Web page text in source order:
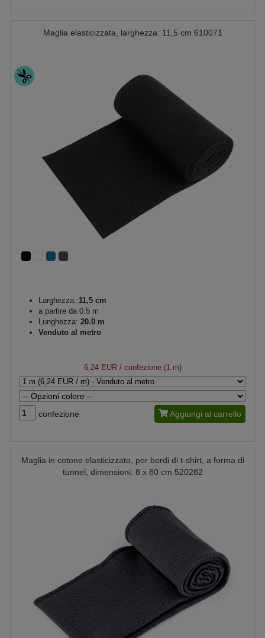
Maglia elasticizzata, larghezza: 11,5 cm 610071
Larghezza: 11,5 cm
a partire da 0.5 m
Lunghezza: 20.0 m
Venduto al metro
6,24 EUR/ confezione (1 m)
confezione Aggiungi al carrello
Maglia in cotone elasticizzato, per bordi di t-shirt, a forma di
tunnel, dimensioni: 8 x 80 cm 520282